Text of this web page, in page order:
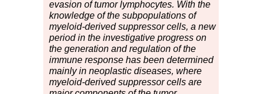
evasion of tumor lymphocytes. With the
knowledge of the subpopulations of
myeloid-derived suppressor cells, a new
period in the investigative progress on
the generation and regulation of the
immune response has been determined
mainly in neoplastic diseases, where
myeloid-derived suppressor cells are